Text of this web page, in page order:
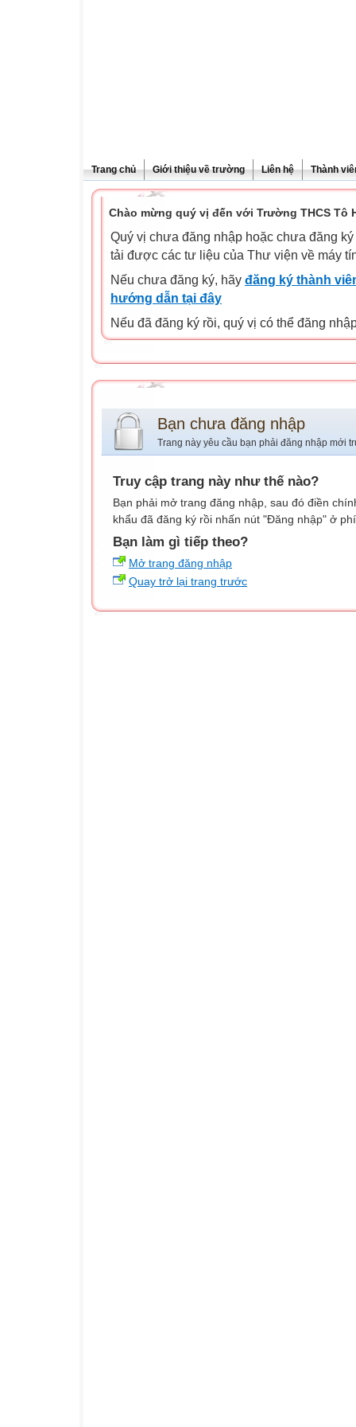
Trang chủ Giới thiệu về trường Liên hệ Thành
Chào mừng quý vị đến với Trường THCS Tô
Quý vị chưa đăng nhập hoặc chưa đăng
tải được các tư liệu của Thư viện về máy
Nếu chưa đăng ký, hãy đăng ký thành
hướng dẫn tại đây
Nếu đã đăng ký rồi, quý vị có thể đăng
Bạn chưa đăng nhập
Trang này yêu cầu bạn phải đăng nhập mới
Truy cập trang này như thế nào?
Bạn phải mở trang đăng nhập, sau đó điền
khẩu đã đăng ký rồi nhấn nút "Đăng nhập" ở
Bạn làm gì tiếp theo?
Mở trang đăng nhập
Quay trở lại trang trước